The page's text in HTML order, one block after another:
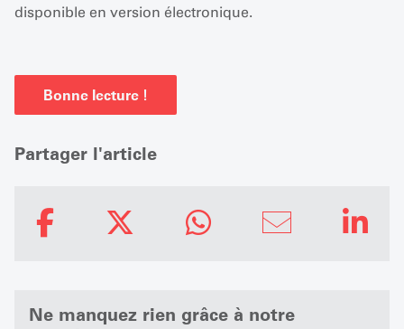
disponible en version électronique.
Bonne lecture !
Partager l'article
Ne manquez rien grâce à notre